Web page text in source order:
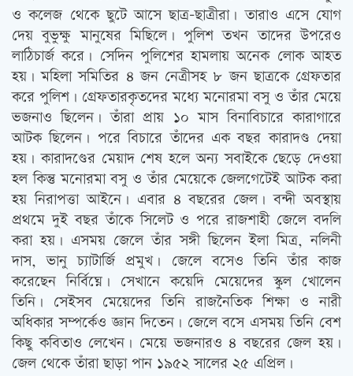
ও কলেজ থেকে ছুটে আসে ছাত্র-ছাত্রীরা। তারাও এসে যোগ
দেয় বুভুক্ষু মানুষের মিছিলে। পুলিশ তখন তাদের উপরেও
লাঠিচার্জ করে। সেদিন পুলিশের হামলায় অনেক লোক আহত
হয়। মহিলা সমিতির ৪ জন নেত্রীসহ ৮ জন ছাত্রকে গ্রেফতার
করে পুলিশ। গ্রেফতারকৃতদের মধ্যে মনোরমা বসু ও তাঁর মেয়ে
ভজনাও ছিলেন। তাঁরা প্রায় ১০ মাস বিনাবিচারে কারাগারে
আটক ছিলেন। পরে বিচারে তাঁদের এক বছর কারাদণ্ড দেয়া
হয়। কারাদণ্ডের মেয়াদ শেষ হলে অন্য সবাইকে ছেড়ে দেওয়া
হল কিন্তু মনোরমা বসু ও তাঁর মেয়েকে জেলগেটেই আটক করা
হয় নিরাপত্তা আইনে। এবার ৪ বছরের জেল। বন্দী অবস্থায়
প্রথমে দুই বছর তাঁকে সিলেট ও পরে রাজশাহী জেলে বদলি
করা হয়। এসময় জেলে তাঁর সঙ্গী ছিলেন ইলা মিত্র, নলিনী
দাস, ভানু চ্যাটার্জি প্রমুখ। জেলে বসেও তিনি তাঁর কাজ
করেছেন নির্বিঘ্নে। সেখানে কয়েদি মেয়েদের স্কুল খোলেন
তিনি। সেইসব মেয়েদের তিনি রাজনৈতিক শিক্ষা ও নারী
অধিকার সম্পর্কেও জ্ঞান দিতেন। জেলে বসে এসময় তিনি বেশ
কিছু কবিতাও লেখেন। মেয়ে ভজনারও ৪ বছরের জেল হয়।
জেল থেকে তাঁরা ছাড়া পান ১৯৫২ সালের ২৫ এপ্রিল।